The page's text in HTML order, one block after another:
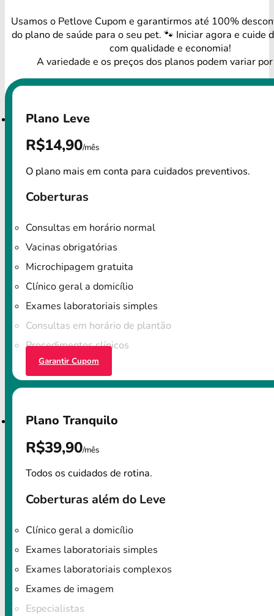
Usamos o Petlove Cupom e garantirmos até 100%
do plano de saúde para o seu pet. 🐾 Iniciar agora e cuide
com qualidade e economia!
A variedade e os preços dos planos podem variar
Plano Leve
R$14,90/mês
O plano mais em conta para cuidados preventivos.
Coberturas
Consultas em horário normal
Vacinas obrigatórias
Microchipagem gratuita
Clínico geral a domicílio
Exames laboratoriais simples
Consultas em horário de plantão
Procedimentos clínicos
Garantir Cupom
Plano Tranquilo
R$39,90/mês
Todos os cuidados de rotina.
Coberturas além do Leve
Clínico geral a domicílio
Exames laboratoriais simples
Exames laboratoriais complexos
Exames de imagem
Especialistas